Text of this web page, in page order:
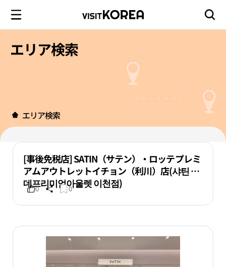
エリア検索
エリア検索
[事後免税店] SATIN（サテン）・ロッテプレミ
アムアウトレットイチョン（利川）店(샤틴 롯
데프리미엄아울렛 이천점)
0 0